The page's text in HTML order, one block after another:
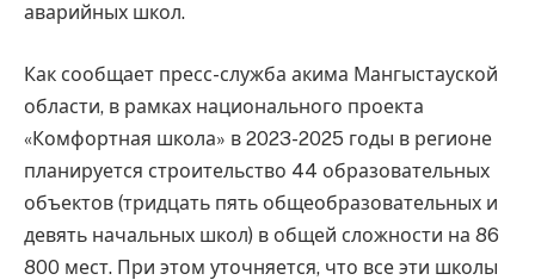
аварийных школ.
Как сообщает пресс-служба акима Мангыстауской
области, в рамках национального проекта
«Комфортная школа» в 2023-2025 годы в регионе
планируется строительство 44 образовательных
объектов (тридцать пять общеобразовательных и
девять начальных школ) в общей сложности на 86
800 мест. При этом уточняется, что все эти школы